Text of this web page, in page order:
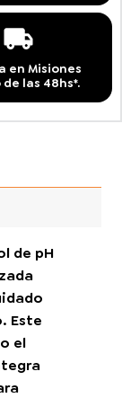
en Misiones
las 48hs*.
de pH
Este
el